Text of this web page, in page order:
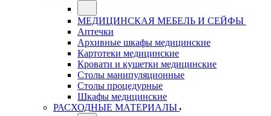
МЕДИЦИНСКАЯ МЕБЕЛЬ И СЕЙФЫ
Аптечки
Архивные шкафы медицинские
Картотеки медицинские
Кровати и кушетки медицинские
Столы манипуляционные
Столы процедурные
Шкафы медицинские
РАСХОДНЫЕ МАТЕРИАЛЫ